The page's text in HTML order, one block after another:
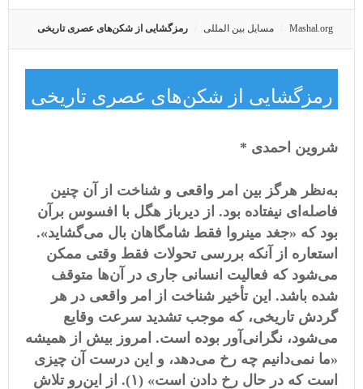
Mashal.org مسایل بین المللی رمزگشایی از شکن‌های عصری تاریخی
رمزگشایی از شکن‌های عصری تاریخی
شروین احمدی *
به‌نظر هرگز بین امر واقعی و شناخت از آن چنین
فاصله‌ای نیفتاده بود. از دیرباز هگل با افسوس برآن
بود که «جغد مینروا فقط شامگاهان بال می‌گشاید».
استعاره از آنکه بررسی تحولات فقط وقتی ممکن
می‌شود که فعالیت انسانی جاری در آن‌ها متوقف
شده باشد. این تأخیر شناخت از امر واقعی در هر
گردش تاریخی، که موجب تشدید سرعت وقایع‌
می‌شود، نگرانی‌آور بوده است. امروز بیش از همیشه
«ما نمی‌دانیم چه رخ می‌دهد، و این درست آن‌ چیزی
است که در حال رخ دادن است» (۱). از این‌رو تلاش